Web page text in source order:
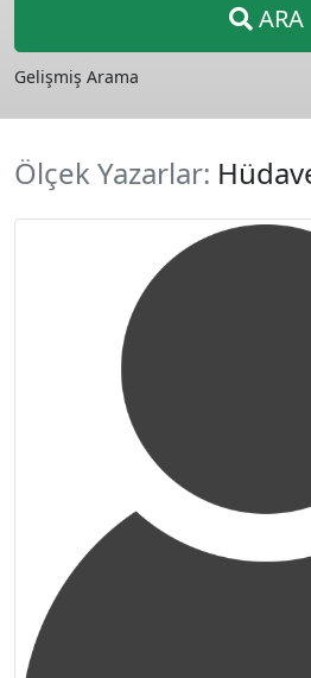
ARA
Gelişmiş Arama
Ölçek Yazarlar: